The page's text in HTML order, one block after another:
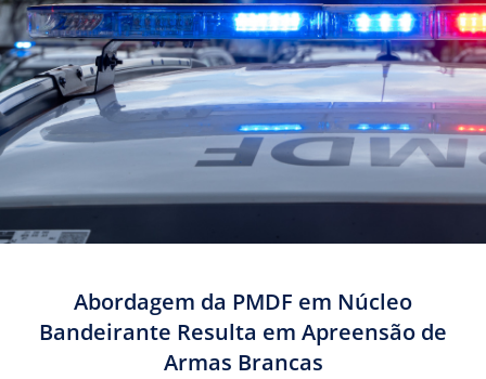
Abordagem da PMDF em Núcleo
Bandeirante Resulta em Apreensão de
Armas Brancas